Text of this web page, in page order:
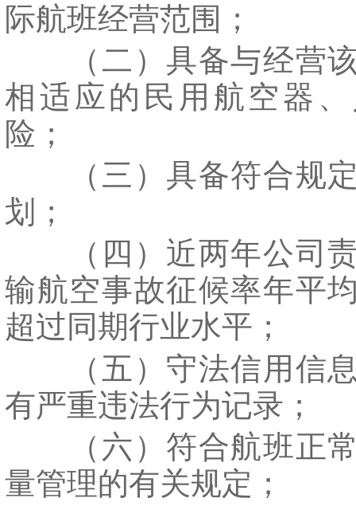
际航班经营范围；
（二）具备与经营该
相适应的民用航空器
险；
（三）具备符合规定
划；
（四）近两年公司责
输航空事故征候率年平
超过同期行业水平；
（五）守法信用信息
有严重违法行为记录；
（六）符合航班正常
量管理的有关规定；